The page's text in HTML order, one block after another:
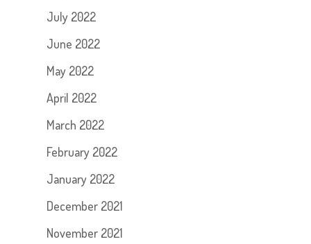
July 2022
June 2022
May 2022
April 2022
March 2022
February 2022
January 2022
December 2021
November 2021